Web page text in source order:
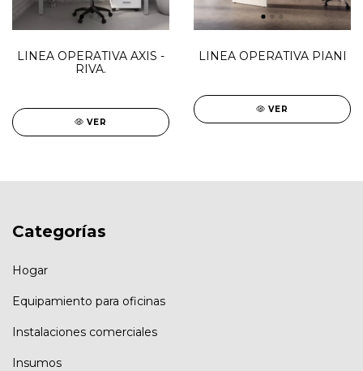
LINEA OPERATIVA AXIS -
RIVA.
VER
LINEA OPERATIVA PIANI
VER
Categorías
Hogar
Equipamiento para oficinas
Instalaciones comerciales
Insumos